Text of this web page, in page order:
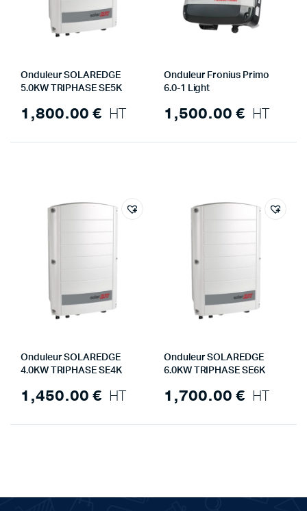
Onduleur SOLAREDGE
5.0KW TRIPHASE SE5K
1,800.00 € HT
Onduleur Fronius Primo
6.0-1 Light
1,500.00 € HT
Onduleur SOLAREDGE
4.0KW TRIPHASE SE4K
1,450.00 € HT
Onduleur SOLAREDGE
6.0KW TRIPHASE SE6K
1,700.00 € HT